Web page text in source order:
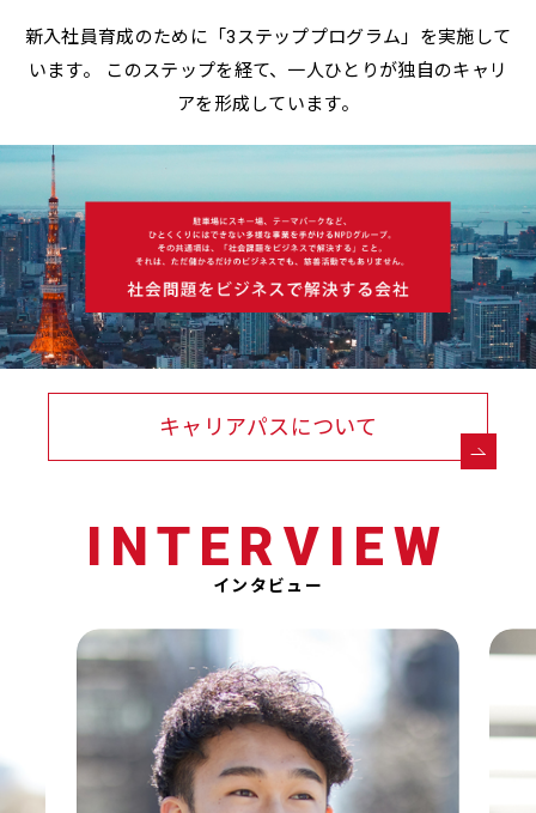
新入社員育成のために「3ステッププログラム」を実施して
います。
このステップを経て、一人ひとりが独自のキャリ
アを形成しています。
キャリアパスについて
INTERVIEW
インタビュー